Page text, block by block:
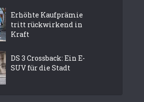
Erhöhte Kaufprämie
tritt rückwirkend in
Kraft
DS 3 Crossback: Ein E-
SUV für die Stadt